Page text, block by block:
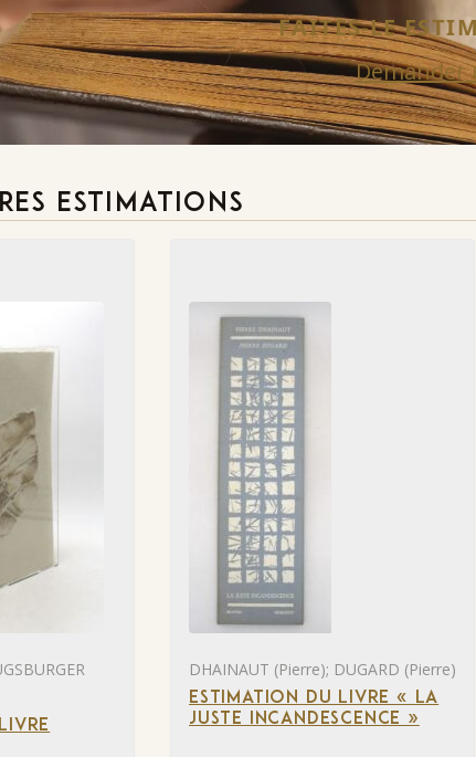
FAITES-LE
Demander
ESTIMATIONS
DHAINAUT (Pierre); DUGARD (Pierre)
ESTIMATION DU LIVRE « LA
JUSTE INCANDESCENCE »